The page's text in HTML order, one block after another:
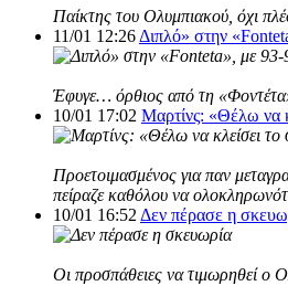
Παίκτης του Ολυμπιακού, όχι
11/01 12:26Διπλό» στην
Έφυγε… όρθιος από τη
10/01 17:02 Μαρτίνς: «Θέλω να
Προετοιμασμένος για παν
πείραζε καθόλου να
10/01 16:52Δεν πέρασε η
Οι προσπάθειες να τιμωρηθεί o